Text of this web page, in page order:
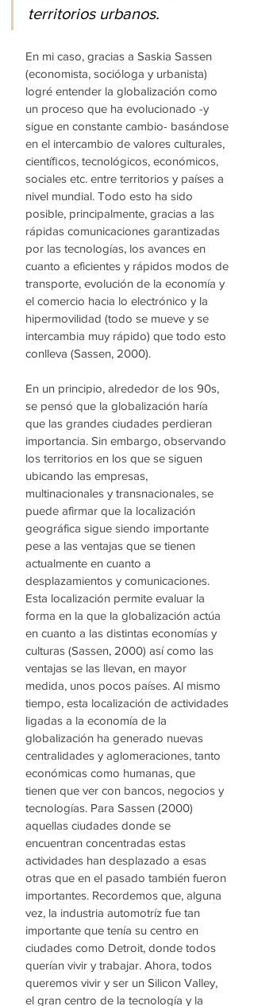
territorios urbanos.
En mi caso, gracias a Saskia Sassen
(economista, socióloga y urbanista)
logré entender la globalización como
un proceso que ha evolucionado -y
sigue en constante cambio- basándose
en el intercambio de valores culturales,
cientíﬁcos, tecnológicos, económicos,
sociales etc. entre territorios y países a
nivel mundial. Todo esto ha sido
posible, principalmente, gracias a las
rápidas comunicaciones garantizadas
por las tecnologías, los avances en
cuanto a eficientes y rápidos modos de
transporte, evolución de la economía y
el comercio hacia lo electrónico y la
hipermovilidad (todo se mueve y se
intercambia muy rápido) que todo esto
conlleva (Sassen, 2000).
En un principio, alrededor de los 90s,
se pensó que la globalización haría
que las grandes ciudades perdieran
importancia. Sin embargo, observando
los territorios en los que se siguen
ubicando las empresas,
multinacionales y transnacionales, se
puede afirmar que la localización
geográfica sigue siendo importante
pese a las ventajas que se tienen
actualmente en cuanto a
desplazamientos y comunicaciones.
Esta localización permite evaluar la
forma en la que la globalización actúa
en cuanto a las distintas economías y
culturas (Sassen, 2000) así como las
ventajas se las llevan, en mayor
medida, unos pocos países. Al mismo
tiempo, esta localización de actividades
ligadas a la economía de la
globalización ha generado nuevas
centralidades y aglomeraciones, tanto
económicas como humanas, que
tienen que ver con bancos, negocios y
tecnologías. Para Sassen (2000)
aquellas ciudades donde se
encuentran concentradas estas
actividades han desplazado a esas
otras que en el pasado también fueron
importantes. Recordemos que, alguna
vez, la industria automotríz fue tan
importante que tenía su centro en
ciudades como Detroit, donde todos
querían vivir y trabajar. Ahora, todos
queremos vivir y ser un Silicon Valley,
el gran centro de la tecnología y la